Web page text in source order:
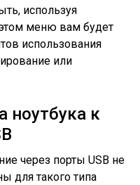
используя
меню вам будет
использования
или
ноутбука к
через порты USB не
для такого типа